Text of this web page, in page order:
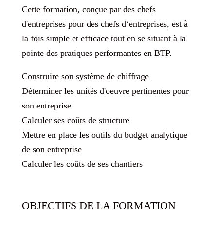
Cette formation, conçue par des chefs
d'entreprises pour des chefs d‘entreprises, est à
la fois simple et efficace tout en se situant à la
pointe des pratiques performantes en BTP.
Construire son système de chiffrage
Déterminer les unités d'oeuvre pertinentes pour
son entreprise
Calculer ses coûts de structure
Mettre en place les outils du budget analytique
de son entreprise
Calculer les coûts de ses chantiers
OBJECTIFS DE LA FORMATION